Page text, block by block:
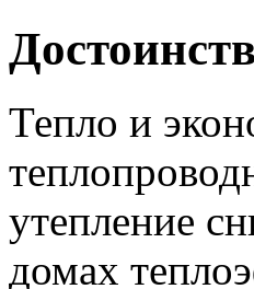
Тепло и
утепление
домах